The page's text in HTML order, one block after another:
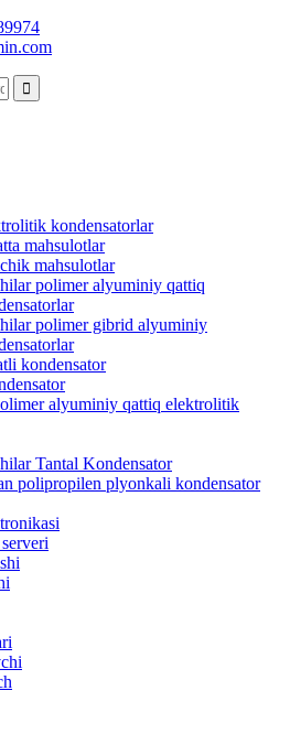
kondensatorlar
mahsulotlar
mahsulotlar
polimer alyuminiy qattiq
polimer gibrid alyuminiy
kondensator
alyuminiy qattiq elektrolitik
Tantal Kondensator
polipropilen plyonkali kondensator